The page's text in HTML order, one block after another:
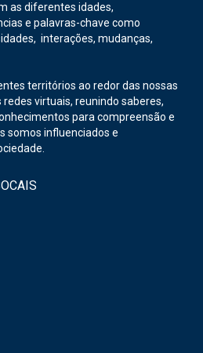
as diferentes idades,
e palavras-chave como
interações, mudanças,
territórios ao redor das nossas
redes virtuais, reunindo saberes,
para compreensão e
somos influenciados e